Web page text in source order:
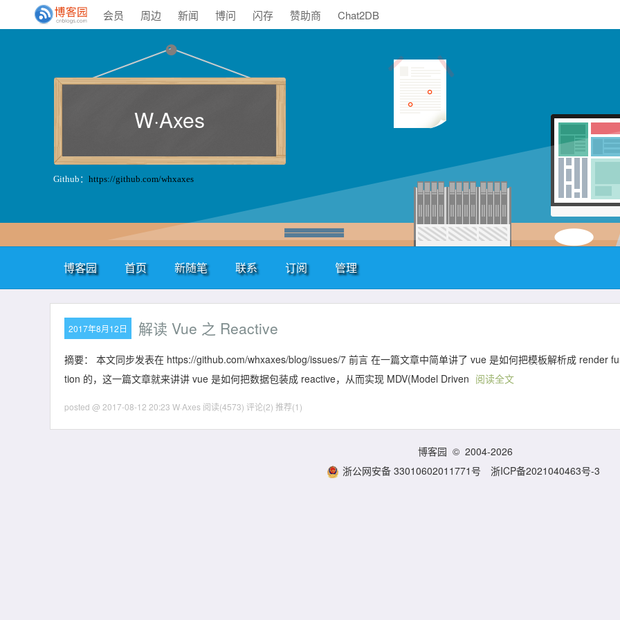
会员 周边 新闻 博问 闪存 赞助商 Chat2DB
W·Axes
Github： https://github.com/whxaxes
博客园 首页 新随笔 联系 订阅 管理
2017年8月12日 解读 Vue 之 Reactive
摘要： 本文同步发表在 https://github.com/whxaxes/blog/issues/7 前言 在一篇文章中简单讲了 vue 是如何把模板解析成 render
tion 的，这一篇文章就来讲讲 vue 是如何把数据包装成 reactive，从而实现 MDV(Model Driven 阅读全文
posted @ 2017-08-12 20:23 W·Axes 阅读(4573) 评论(2) 推荐(1)
博客园 © 2004-2026
浙公网安备 33010602011771号
浙ICP备2021040463号-3